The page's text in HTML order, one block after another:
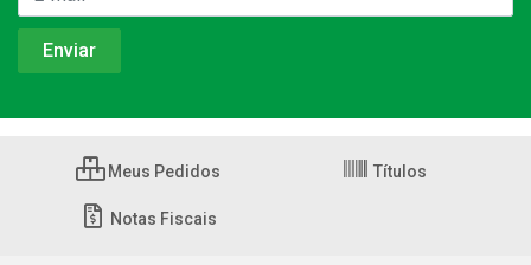
Meus Pedidos Títulos
Notas Fiscais